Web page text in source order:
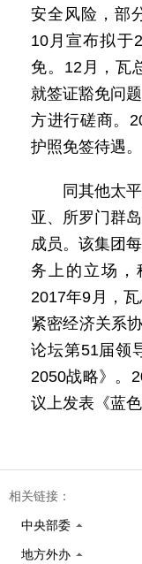
安全风险，部
10月宣布拟于
免。12月，瓦
就签证豁免问
方进行磋商。
护照免签待遇。
同其他太
亚、所罗门群
成员。该集团
务上的立场，
2017年9月，
紧密经济关系
论坛第51届领
2050战略》。
议上发表《蓝
相关链接：
中央部委
地方外办